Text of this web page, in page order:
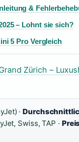
&
– Lohnt sie sich?
5 Pro Vergleich
Zürich –
·
Swiss, TAP ·